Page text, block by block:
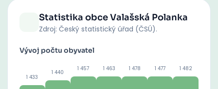
Statistika obceValašská Polanka
Zdroj: Český statistický úřad (ČSÚ).
Vývoj počtu obyvatel
1 433
1 440
1 457 1 463 1 478 1 477 1 482